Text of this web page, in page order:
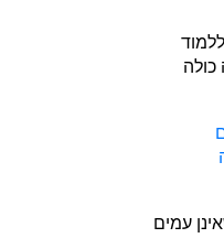
עמים